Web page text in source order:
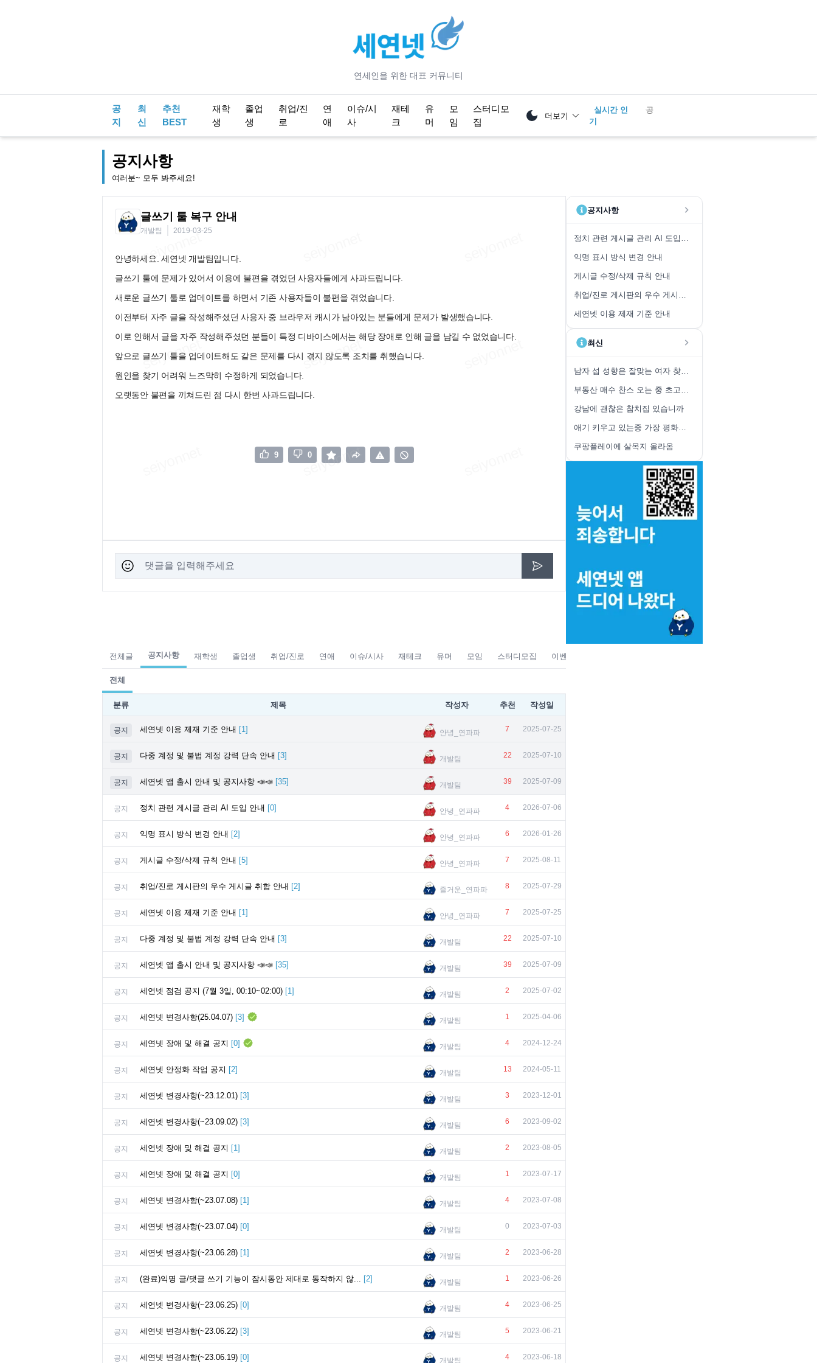
연세인을 위한 대표 커뮤니티
공
지
최
신
추천
BEST
재학
생
졸업
생
취업/진
로
연
애
이슈/시
사
재테
크
유
머
모
임
스터디모
집
더보기
실시간 인
기
1 금공
공지사항
여러분~ 모두 봐주세요!
글쓰기 툴 복구 안내
개발팀 2019-03-25
안녕하세요. 세연넷 개발팀입니다.
글쓰기 툴에 문제가 있어서 이용에 불편을 겪었던 사용자들에게 사과드립니다.
새로운 글쓰기 툴로 업데이트를 하면서 기존 사용자들이 불편을 겪었습니다.
이전부터 자주 글을 작성해주셨던 사용자 중 브라우저 캐시가 남아있는 분들에게 문제가 발생했습니다.
이로 인해서 글을 자주 작성해주셨던 분들이 특정 디바이스에서는 해당 장애로 인해 글을 남길 수 없었습니다.
앞으로 글쓰기 툴을 업데이트해도 같은 문제를 다시 겪지 않도록 조치를 취했습니다.
원인을 찾기 어려워 느즈막히 수정하게 되었습니다.
오랫동안 불편을 끼쳐드린 점 다시 한번 사과드립니다.
9 0
공지사항
정치 관련 게시글 관리 AI 도입 안내
익명 표시 방식 변경 안내
게시글 수정/삭제 규칙 안내
취업/진로 게시판의 우수 게시글 취합 안내
세연넷 이용 제재 기준 안내
최신
남자 섭 성향은 잘맞는 여자 찾기 힘든가
부동산 매수 찬스 오는 중 초고가 한정
강남에 괜찮은 참치집 있습니까
애기 키우고 있는중 가장 평화로울 때
쿠팡플레이에 살목지 올라옴
전체글 공지사항 재학생 졸업생 취업/진로 연애 이슈/시사 재테크 유머 모임 스터디모집 이벤트
전체
분류 제목 작성자 추천 작성일
공지 세연넷 이용 제재 기준 안내 [1] 안녕_연파파 7 2025-07-25
공지 다중 계정 및 불법 계정 강력 단속 안내 [3] 개발팀 22 2025-07-10
공지 세연넷 앱 출시 안내 및 공지사항 📣📣 [35] 개발팀 39 2025-07-09
공지 정치 관련 게시글 관리 AI 도입 안내 [0] 안녕_연파파 4 2026-07-06
공지 익명 표시 방식 변경 안내 [2] 안녕_연파파 6 2026-01-26
공지 게시글 수정/삭제 규칙 안내 [5] 안녕_연파파 7 2025-08-11
공지 취업/진로 게시판의 우수 게시글 취합 안내 [2] 즐거운_연파파 8 2025-07-29
공지 세연넷 이용 제재 기준 안내 [1] 안녕_연파파 7 2025-07-25
공지 다중 계정 및 불법 계정 강력 단속 안내 [3] 개발팀 22 2025-07-10
공지 세연넷 앱 출시 안내 및 공지사항 📣📣 [35] 개발팀 39 2025-07-09
공지 세연넷 점검 공지 (7월 3일, 00:10~02:00) [1] 개발팀 2 2025-07-02
공지 세연넷 변경사항(25.04.07) [3] 개발팀 1 2025-04-06
공지 세연넷 장애 및 해결 공지 [0] 개발팀 4 2024-12-24
공지 세연넷 안정화 작업 공지 [2] 개발팀 13 2024-05-11
공지 세연넷 변경사항(~23.12.01) [3] 개발팀 3 2023-12-01
공지 세연넷 변경사항(~23.09.02) [3] 개발팀 6 2023-09-02
공지 세연넷 장애 및 해결 공지 [1] 개발팀 2 2023-08-05
공지 세연넷 장애 및 해결 공지 [0] 개발팀 1 2023-07-17
공지 세연넷 변경사항(~23.07.08) [1] 개발팀 4 2023-07-08
공지 세연넷 변경사항(~23.07.04) [0] 개발팀 0 2023-07-03
공지 세연넷 변경사항(~23.06.28) [1] 개발팀 2 2023-06-28
공지 (완료)익명 글/댓글 쓰기 기능이 잠시동안 제대로 동작하지 않... [2] 개발팀 1 2023-06-26
공지 세연넷 변경사항(~23.06.25) [0] 개발팀 4 2023-06-25
공지 세연넷 변경사항(~23.06.22) [3] 개발팀 5 2023-06-21
공지 세연넷 변경사항(~23.06.19) [0] 개발팀 4 2023-06-18